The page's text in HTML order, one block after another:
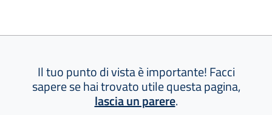
Il tuo punto di vista è importante! Facci
sapere se hai trovato utile questa pagina,
lascia un parere.